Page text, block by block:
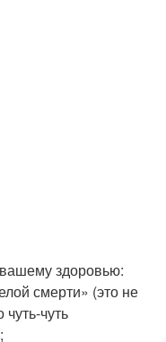
здоровью:
смерти» (это не
чуть